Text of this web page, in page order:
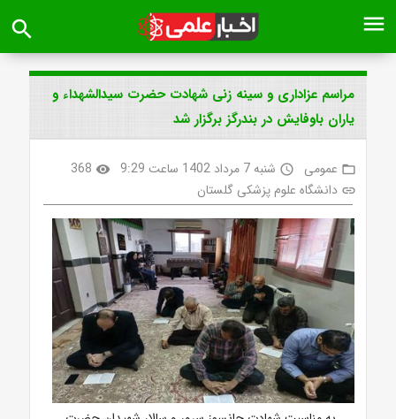
menu
search
مراسم عزاداری و سینه زنی شهادت حضرت سیدالشهداء و
یاران باوفایش در بندرگز برگزار شد
folder_open عمومی access_time شنبه 7 مرداد 1402 ساعت 9:29 visibility
368
link دانشگاه علوم پزشکی گلستان